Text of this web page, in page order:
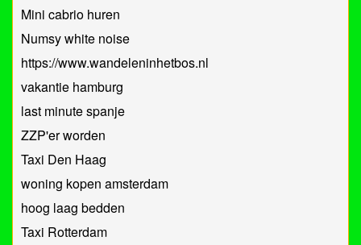
Mini cabrio huren
Numsy white noise
https://www.wandeleninhetbos.nl
vakantie hamburg
last minute spanje
ZZP'er worden
Taxi Den Haag
woning kopen amsterdam
hoog laag bedden
Taxi Rotterdam